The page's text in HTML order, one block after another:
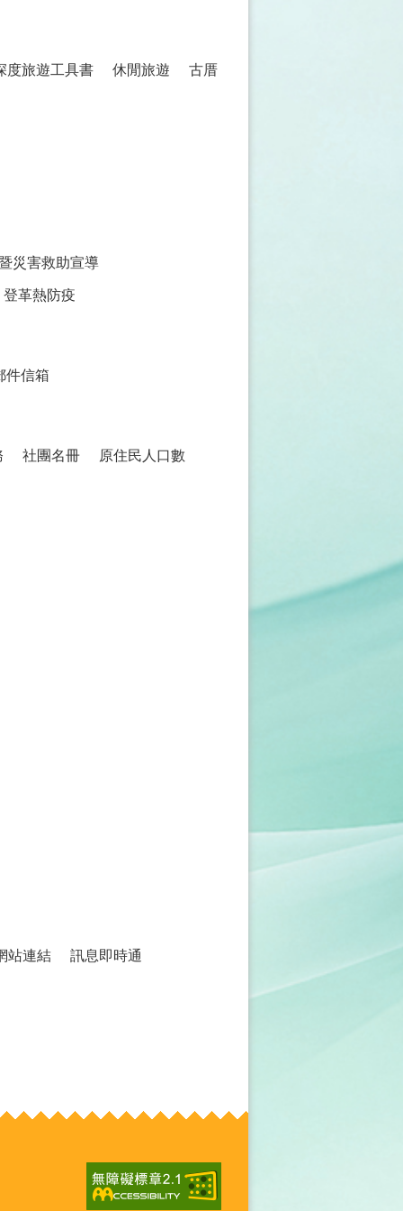
度旅遊工具書 休閒旅遊 古厝
災害救助宣導
登革熱防疫
件信箱
社團名冊 原住民人口數
站連結 訊息即時通